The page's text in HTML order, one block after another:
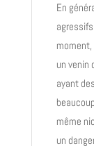
En
un venin
ayant
même
un